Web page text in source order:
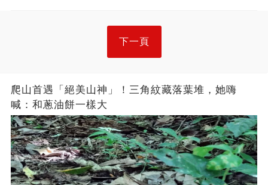
下一頁
爬山首遇「絕美山神」！三角紋藏落葉堆，她嗨
喊：和蔥油餅一樣大